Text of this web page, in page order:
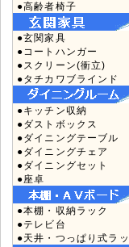
●高齢者椅子
●玄関家具
●コートハンガー
●スクリーン(衝立)
●タチカワブラインド
●キッチン収納
●ダストボックス
●ダイニングテーブル
●ダイニングチェア
●ダイニングセット
●座卓
●本棚・収納ラック
●テレビ台
●天井・つっぱり式ラ